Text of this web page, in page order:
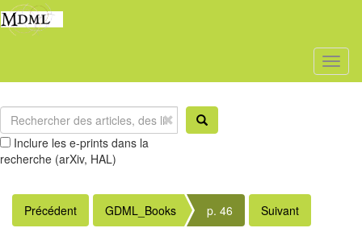
Inclure les e-prints dans la
recherche (arXiv, HAL)
Précédent GDML_Books p. 46 Suivant